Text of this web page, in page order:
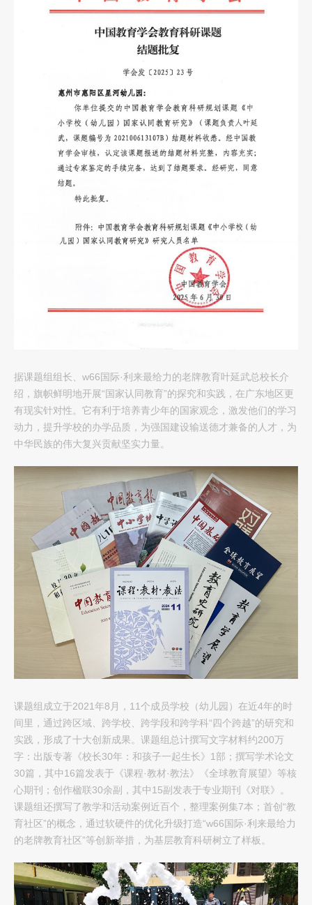
据课题组组长、w66国际·利来最给力的老牌教育叶延武总校长介
绍，旗帜鲜明地开展“国家认同教育”的探究和实践，在广东地区更
有现实针对性。它有利于培养青少年的国家观念，激发他们的学习
动力，提升学校的办学品质，为强国建设输送德才兼备的人才，为
中华民族的伟大复兴贡献坚实力量。
课题组成立于2021年8月，11个成员学校（幼儿园）在近4年的时
间里，通过跨区域、跨学校、跨学段和跨学科“四个跨越”的研究和
实践，形成了十大创新成果。课题组总计撰写文字材料约200万
字：出版专著《校长30年：和孩子一起生长》1部；撰写学术论文
30篇，其中16篇发表于《课程·教材·教法》《全球教育展望》等核
心期刊；创作楹联30余副，其中15副发表于专业期刊《对联》。
课题组还撰写了教学和活动案例近百个，整理案例集7本；首创“教
育社区”的概念，通过软硬件的优化升级打造“w66国际·利来最给力
的老牌教育社区”等创新举措，为基层教育科研树立了样板。